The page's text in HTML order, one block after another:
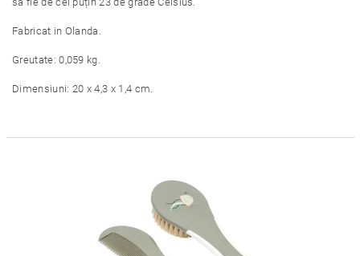
Fabricat in Olanda.
Greutate: 0,059 kg.
Dimensiuni: 20 x 4,3 x 1,4 cm.